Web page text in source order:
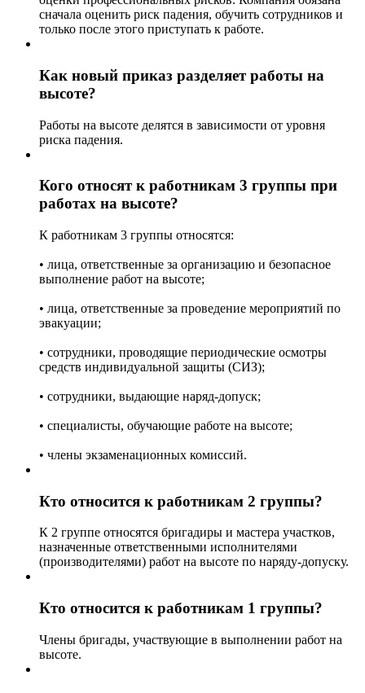
сначала оценить риск падения, обучить сотрудников и
только после этого приступать к работе.
Как новый приказ разделяет работы на
высоте?
Работы на высоте делятся в зависимости от уровня
риска падения.
Кого относят к работникам 3 группы при
работах на высоте?
К работникам 3 группы относятся:
• лица, ответственные за организацию и безопасное
выполнение работ на высоте;
• лица, ответственные за проведение мероприятий по
эвакуации;
• сотрудники, проводящие периодические осмотры
средств индивидуальной защиты (СИЗ);
• сотрудники, выдающие наряд-допуск;
• специалисты, обучающие работе на высоте;
• члены экзаменационных комиссий.
Кто относится к работникам 2 группы?
К 2 группе относятся бригадиры и мастера участков,
назначенные ответственными исполнителями
(производителями) работ на высоте по наряду-допуску.
Кто относится к работникам 1 группы?
Члены бригады, участвующие в выполнении работ на
высоте.